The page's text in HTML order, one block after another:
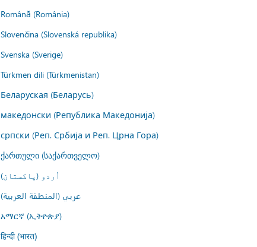
Română (România)
Slovenčina (Slovenská republika)
Svenska (Sverige)
Türkmen dili (Türkmenistan)
Беларуская (Беларусь)
македонски (Република Македонија)
српски (Реп. Србија и Реп. Црна Гора)
ქართული (საქართველო)
اُردو (پاکستان)
عربي (المنطقة العربية)
አማርኛ (ኢትዮጵያ)
हिन्दी (भारत)